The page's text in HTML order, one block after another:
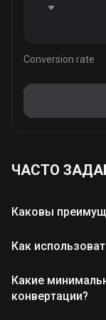
Conversion rate
ЧАСТО
Каковы
Как
Какие
конвертации?